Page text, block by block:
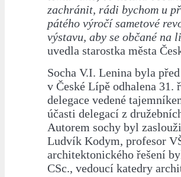
zachránit, rádi bychom u
pátého výročí sametové
výstavu, aby se občané
uvedla starostka města
Socha V.I. Lenina byla
v České Lípě odhalena
delegace vedené
účasti delegací z
Autorem sochy byl
Ludvík Kodym, profesor
architektonického řešení
CSc., vedoucí katedry